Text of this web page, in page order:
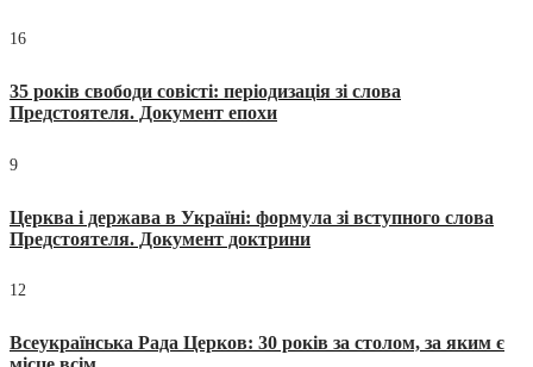
16
35 років свободи совісті: періодизація зі слова
Предстоятеля. Документ епохи
9
Церква і держава в Україні: формула зі вступного слова
Предстоятеля. Документ доктрини
12
Всеукраїнська Рада Церков: 30 років за столом, за яким є